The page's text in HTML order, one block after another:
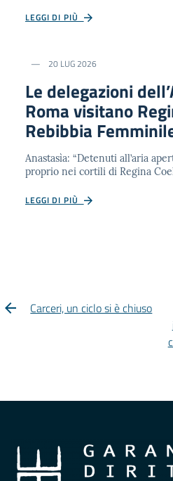
LEGGI DI PIÙ
20 LUG 2026
Le delegazioni
Roma visitano
Rebibbia
Anastasìa: “Detenuti all’aria
proprio nei cortili di Regina
LEGGI DI PIÙ
Carceri, un ciclo si è chiuso